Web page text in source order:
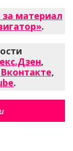
материал
.
,
Вконтакте,
.